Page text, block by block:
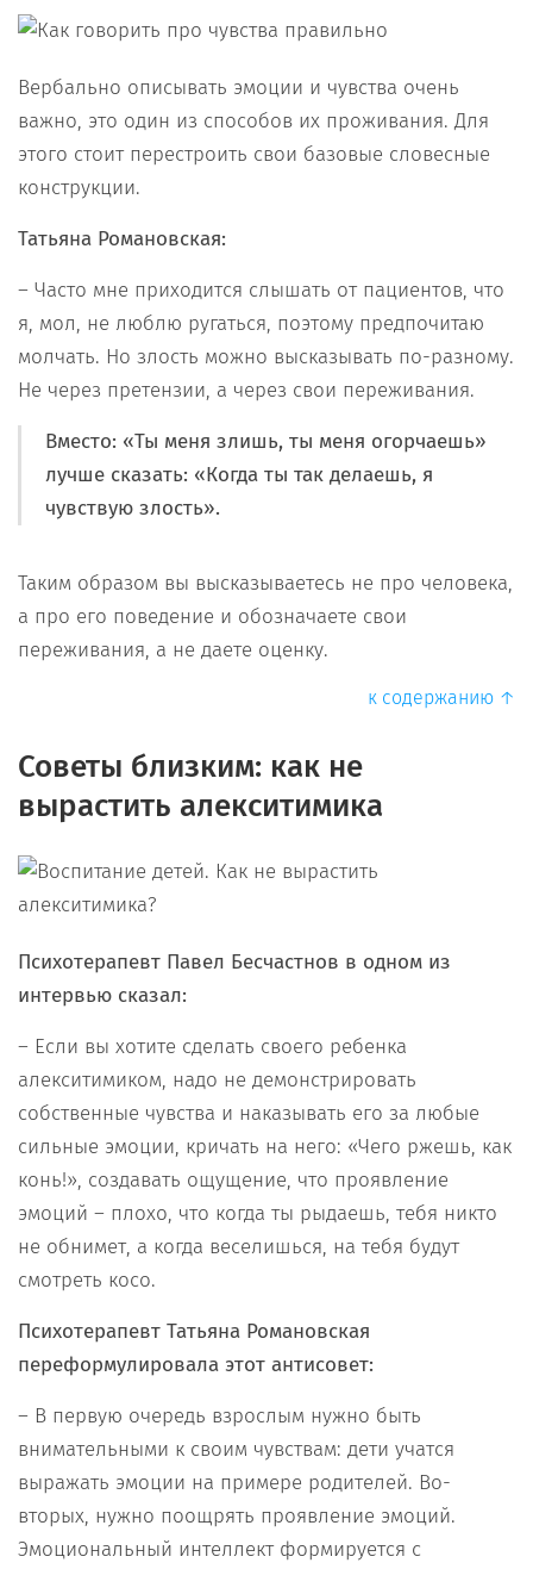
Вербально описывать эмоции и чувства очень
важно, это один из способов их проживания. Для
этого стоит перестроить свои базовые словесные
конструкции.
Татьяна Романовская:
– Часто мне приходится слышать от пациентов, что
я, мол, не люблю ругаться, поэтому предпочитаю
молчать. Но злость можно высказывать по-разному.
Не через претензии, а через свои переживания.
Вместо: «Ты меня злишь, ты меня огорчаешь»
лучше сказать: «Когда ты так делаешь, я
чувствую злость».
Таким образом вы высказываетесь не про человека,
а про его поведение и обозначаете свои
переживания, а не даете оценку.
к содержанию ↑
Советы близким: как не
вырастить алекситимика
Психотерапевт Павел Бесчастнов в одном из
интервью сказал:
– Если вы хотите сделать своего ребенка
алекситимиком, надо не демонстрировать
собственные чувства и наказывать его за любые
сильные эмоции, кричать на него: «Чего ржешь, как
конь!», создавать ощущение, что проявление
эмоций – плохо, что когда ты рыдаешь, тебя никто
не обнимет, а когда веселишься, на тебя будут
смотреть косо.
Психотерапевт Татьяна Романовская
переформулировала этот антисовет:
– В первую очередь взрослым нужно быть
внимательными к своим чувствам: дети учатся
выражать эмоции на примере родителей. Во-
вторых, нужно поощрять проявление эмоций.
Эмоциональный интеллект формируется с